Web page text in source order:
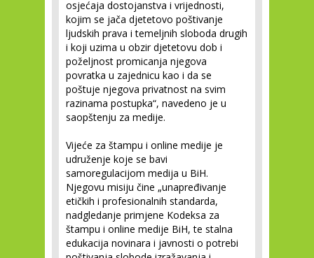
osjećaja dostojanstva i vrijednosti,
kojim se jača djetetovo poštivanje
ljudskih prava i temeljnih sloboda drugih
i koji uzima u obzir djetetovu dob i
poželjnost promicanja njegova
povratka u zajednicu kao i da se
poštuje njegova privatnost na svim
razinama postupka“, navedeno je u
saopštenju za medije.
Vijeće za štampu i online medije je
udruženje koje se bavi
samoregulacijom medija u BiH.
Njegovu misiju čine „unapređivanje
etičkih i profesionalnih standarda,
nadgledanje primjene Kodeksa za
štampu i online medije BiH, te stalna
edukacija novinara i javnosti o potrebi